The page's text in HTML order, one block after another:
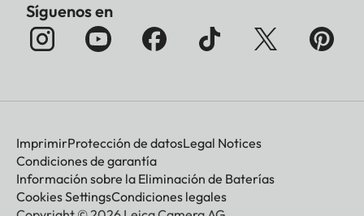
Síguenos en
ImprimirProtección de datosLegal Notices
Condiciones de garantía
Información sobre la Eliminación de Baterías
Cookies SettingsCondiciones legales